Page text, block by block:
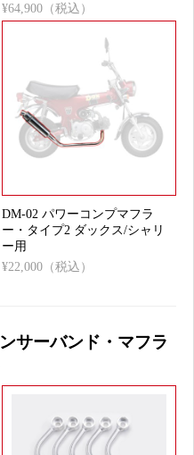
¥64,900（税込）
DM-02 パワーコンプマフラ
ー・タイプ2 ダックス/シャリ
ー用
¥22,000（税込）
サーバンド・マフラ